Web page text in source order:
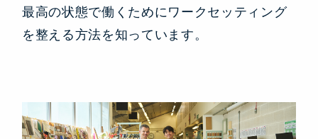
最高の状態で働くためにワークセッティング
を整える方法を知っています。